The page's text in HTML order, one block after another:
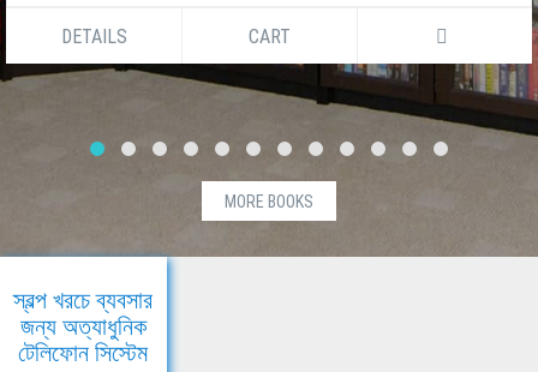
DETAILS CART
MORE BOOKS
স্বল্প খরচে ব্যবসার
জন্য অত্যাধুনিক
টেলিফোন সিস্টেম